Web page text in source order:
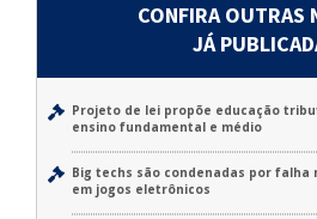
CONFIRA OUTRAS
JÁ
Projeto de lei propõe educação
ensino fundamental e médio
Big techs são condenadas por falha
em jogos eletrônicos